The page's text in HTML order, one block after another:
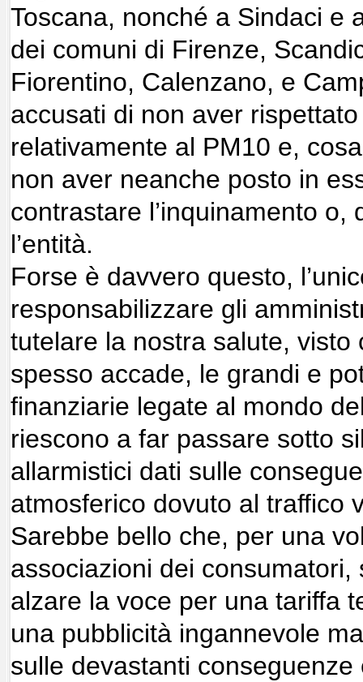
Toscana, nonché a Sindaci e
dei comuni di Firenze,
Fiorentino, Calenzano, e
accusati di non aver
relativamente al PM10 e,
non aver neanche posto in
contrastare l’inquinamento o,
l’entità.
Forse è davvero questo,
responsabilizzare gli
tutelare la nostra salute, visto
spesso accade, le grandi e
finanziarie legate al mondo
riescono a far passare sotto
allarmistici dati sulle
atmosferico dovuto al traffico
Sarebbe bello che, per una
associazioni dei consumatori,
alzare la voce per una tariffa
una pubblicità ingannevole
sulle devastanti